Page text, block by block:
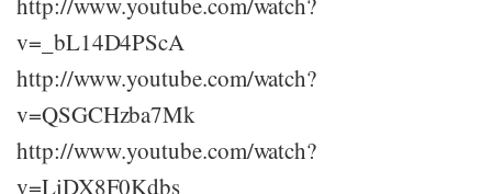
v=_bL14D4PScA
http://www.youtube.com/watch?
v=QSGCHzba7Mk
http://www.youtube.com/watch?
v=LiDX8F0Kdbs